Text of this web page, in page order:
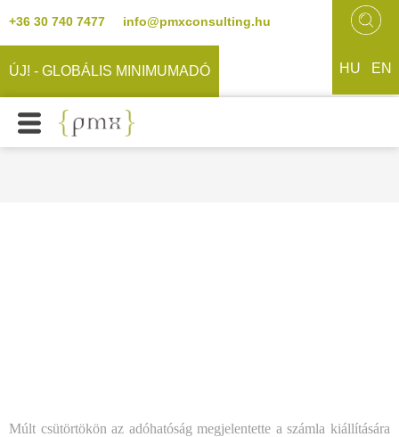
+36 30 740 7477 info@pmxconsulting.hu
ÚJ! - GLOBÁLIS MINIMUMADÓ HU EN
Múlt csütörtökön az adóhatóság megjelentette a számla kiállítására